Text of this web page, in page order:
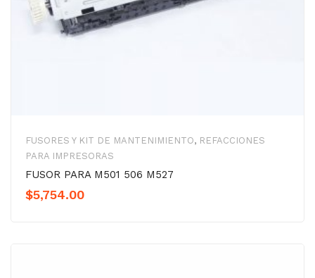
FUSORES Y KIT DE MANTENIMIENTO, REFACCIONES
PARA IMPRESORAS
FUSOR PARA M501 506 M527
$5,754.00